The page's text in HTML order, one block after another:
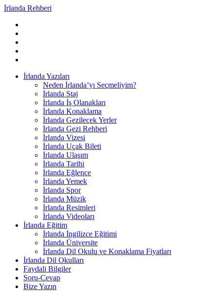
İrlanda Rehberi
İrlanda Yazıları
Neden İrlanda’yı Seçmeliyim?
İrlanda Staj
İrlanda İş Olanakları
İrlanda Konaklama
İrlanda Gezilecek Yerler
İrlanda Gezi Rehberi
İrlanda Vizesi
İrlanda Uçak Bileti
İrlanda Ulaşım
İrlanda Tarihi
İrlanda Eğlence
İrlanda Yemek
İrlanda Spor
İrlanda Müzik
İrlanda Resimleri
İrlanda Videoları
İrlanda Eğitim
İrlanda İngilizce Eğitimi
İrlanda Üniversite
İrlanda Dil Okulu ve Konaklama Fiyatları
İrlanda Dil Okulları
Faydali Bilgiler
Soru-Cevap
Bize Yazın